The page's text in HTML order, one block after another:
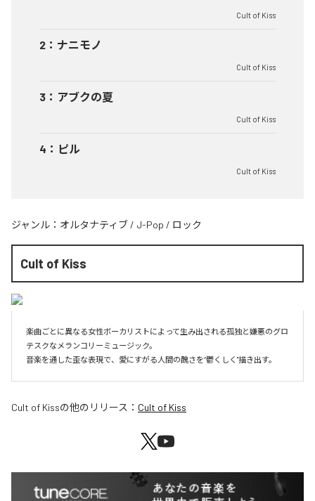
Cult of Kiss
2 ： ナニモノ
Cult of Kiss
3 ： アブクの夏
Cult of Kiss
4 ： ピル
Cult of Kiss
ジャンル： オルタナティブ / J-Pop / ロック
Cult of Kiss
楽曲ごとに異なる女性ボーカリストによって生み出される孤独と嫌悪のグロ
テスクなメランコリーミュージック。
音楽を通した歪な表現で、愛にすがる人間の醜さを“鬱くしく"描き出す。
Cult of Kissの他のリリース： Cult of Kiss